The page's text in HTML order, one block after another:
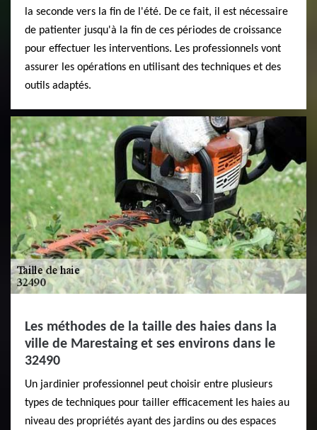
la seconde vers la fin de l'été. De ce fait, il est nécessaire
de patienter jusqu'à la fin de ces périodes de croissance
pour effectuer les interventions. Les professionnels vont
assurer les opérations en utilisant des techniques et des
outils adaptés.
Les méthodes de la taille des haies dans la
ville de Marestaing et ses environs dans le
32490
Un jardinier professionnel peut choisir entre plusieurs
types de techniques pour tailler efficacement les haies au
niveau des propriétés ayant des jardins ou des espaces